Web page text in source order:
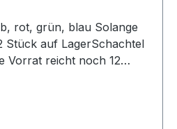
grün, blau Solange
Stück auf LagerSchachtel
Vorrat reicht noch 12